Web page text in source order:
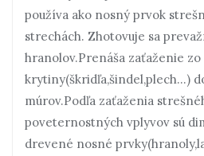
používa ako nosný prvok
strechách. Zhotovuje sa
hranolov.Prenáša zaťaženie
krytiny(škridľa,šindel,plech…)
múrov.Podľa zaťaženia
poveternostných vplyvov sú
drevené nosné